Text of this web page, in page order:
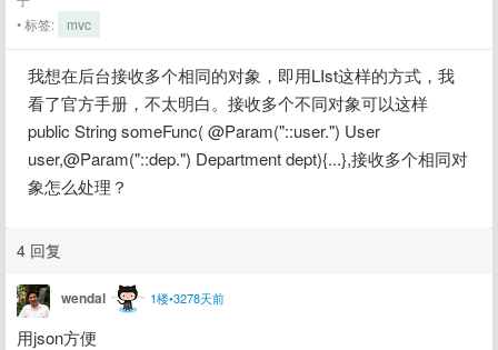
标签:
mvc
我想在后台接收多个相同的对象，即用LIst这样的方式，我
看了官方手册，不太明白。接收多个不同对象可以这样
public String someFunc( @Param("::user.") User
user,@Param("::dep.") Department dept){...},接收多个相同对
象怎么处理？
4 回复
wendal 1楼•3278天前
用json方便